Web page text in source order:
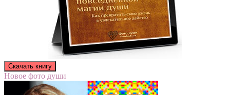
Новое фото души